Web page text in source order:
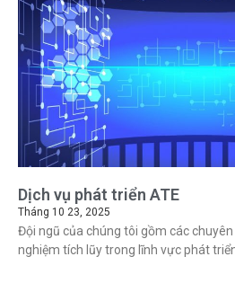
Dịch vụ phát triển ATE
Tháng 10 23, 2025
Đội ngũ của chúng tôi gồm các
nghiệm tích lũy trong lĩnh vực phát